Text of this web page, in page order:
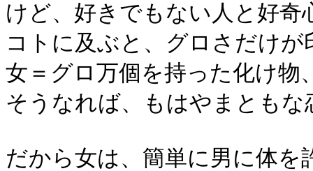
けど、好きでもない人と好奇
コトに及ぶと、グロさだけが
女＝グロ万個を持った化け
そうなれば、もはやまとも
だから女は、簡単に男に体を